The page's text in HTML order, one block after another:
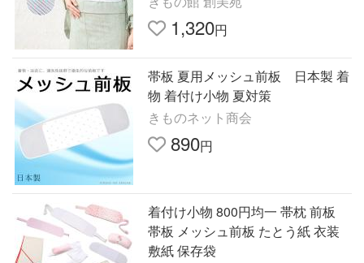
1,320円
帯板 夏用メッシュ前板 日本製 着
物 着付け小物 夏対策
きものネット商会
890円
着付け小物 800円均一 帯枕 前板
帯板 メッシュ前板 たとう紙 衣装
敷紙 保存袋